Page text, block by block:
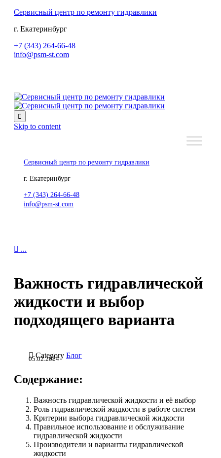
Сервисный центр по ремонту гидравлики
г. Екатеринбург
+7 (343) 264-66-48
info@psm-st.com

Skip to content
Сервисный центр по ремонту гидравлики
г. Екатеринбург
+7 (343) 264-66-48
info@psm-st.com
 ...
Важность гидравлической
жидкости и выбор
подходящего варианта
 Category Блог
05.02.2024
Содержание:
Важность гидравлической жидкости и её выбор
Роль гидравлической жидкости в работе систем
Критерии выбора гидравлической жидкости
Правильное использование и обслуживание
гидравлической жидкости
Производители и варианты гидравлической
жидкости